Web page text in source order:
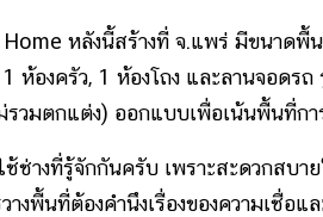
หลังนี้สร้างที่ จ.แพร่ มีขนาดพื้
ห้องครัว, 1 ห้องโถง และลานจอดร
รวมตกแต่ง) ออกแบบเพื่อเน้นพื้นที่ก
ช่างที่รู้จักกันครับ เพราะสะดวกสบ
างพื้นที่ต้องคำนึงเรื่องของความเชื่